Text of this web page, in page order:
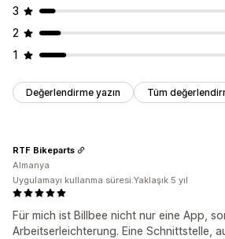
3
2
1
Değerlendirme yazın Tüm
Für mich ist Billbee nicht nur eine App,
Arbeitserleichterung. Eine Schnittstelle,
RTF Bikeparts
Almanya
Uygulamayı kullanma süresi:Yaklaşık 5 yıl